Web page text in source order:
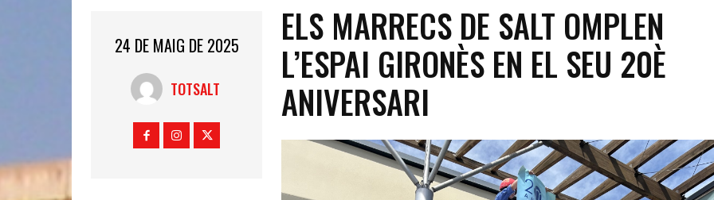
24 DE MAIG DE 2025
TOTSALT
ELS MARRECS DE SALT OMPLEN
L’ESPAI GIRONÈS EN EL SEU 20È
ANIVERSARI